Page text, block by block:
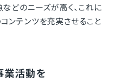
どのニーズが高く、これに
ンテンツを充実させること
業活動を